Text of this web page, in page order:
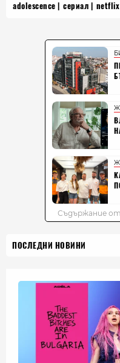
adolescence сериал netflix
ПОСЛЕДНИ НОВИНИ